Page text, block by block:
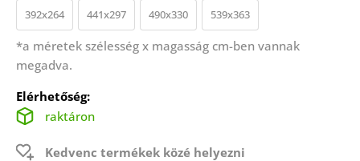
392x264 441x297 490x330 539x363
*a méretek szélesség x magasság cm-ben vannak
megadva.
Elérhetőség:
raktáron
Kedvenc termékek közé helyezni